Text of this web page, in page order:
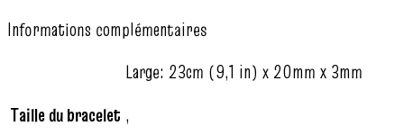
Informations complémentaires
Taille du bracelet
Large: 23cm (9,1 in) x 20mm x 3mm
,